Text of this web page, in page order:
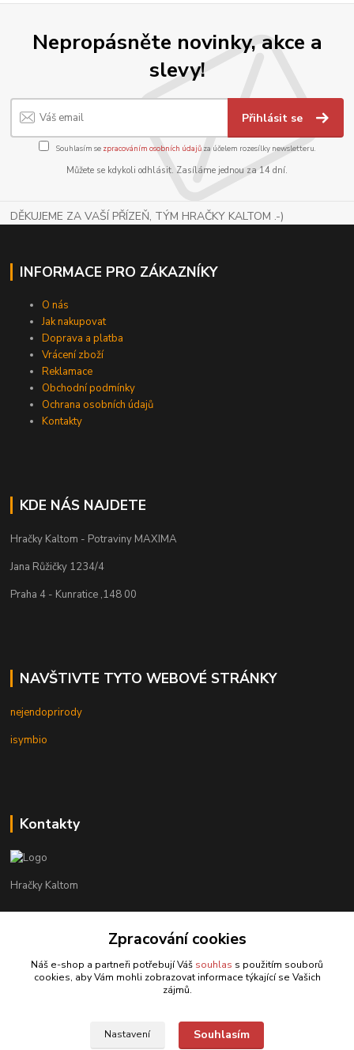
Nepropásněte novinky, akce a
slevy!
Přihlásit se
Souhlasím se zpracováním osobních údajůza účelem rozesílky newsletteru.
Můžete se kdykoli odhlásit. Zasíláme jednou za 14 dní.
DĚKUJEME ZA VAŠÍ PŘÍZEŇ, TÝM HRAČKY KALTOM .-)
INFORMACE PRO ZÁKAZNÍKY
O nás
Jak nakupovat
Doprava a platba
Vrácení zboží
Reklamace
Obchodní podmínky
Ochrana osobních údajů
Kontakty
KDE NÁS NAJDETE
Hračky Kaltom - Potraviny MAXIMA
Jana Růžičky 1234/4
Praha 4 - Kunratice ,148 00
NAVŠTIVTE TYTO WEBOVÉ STRÁNKY
nejendoprirody
isymbio
Kontakty
Hračky Kaltom
+420 777 538 008
hrackykaltom@gmail.com
Zpracování cookies
Náš e-shop a partneři potřebují Váš souhlas s použitím souborů
cookies, aby Vám mohli zobrazovat informace týkající se Vašich
zájmů.
Nastavení Souhlasím